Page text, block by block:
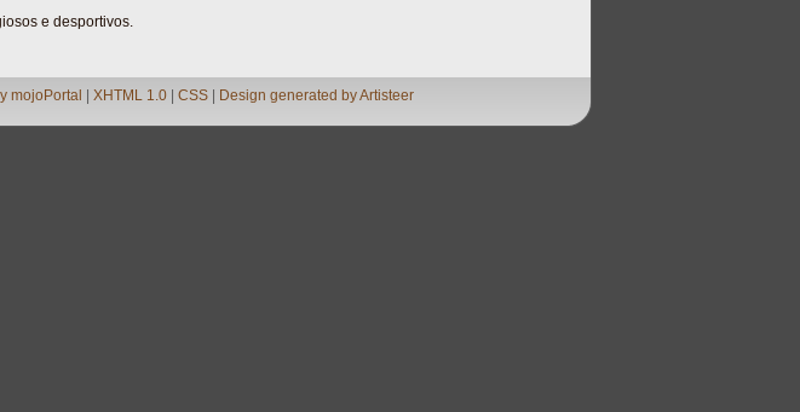
e desportivos.
mojoPortal XHTML 1.0 CSS Design generated by Artisteer